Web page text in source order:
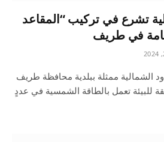
تشرع في تركيب “المقاعد
في طريف
الشمالية ممثلة ببلدية محافظة طريف
للبيئة تعمل بالطاقة الشمسية في عددٍ